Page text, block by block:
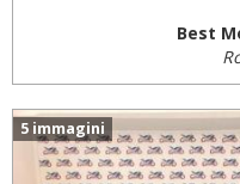
Best
5 immagini